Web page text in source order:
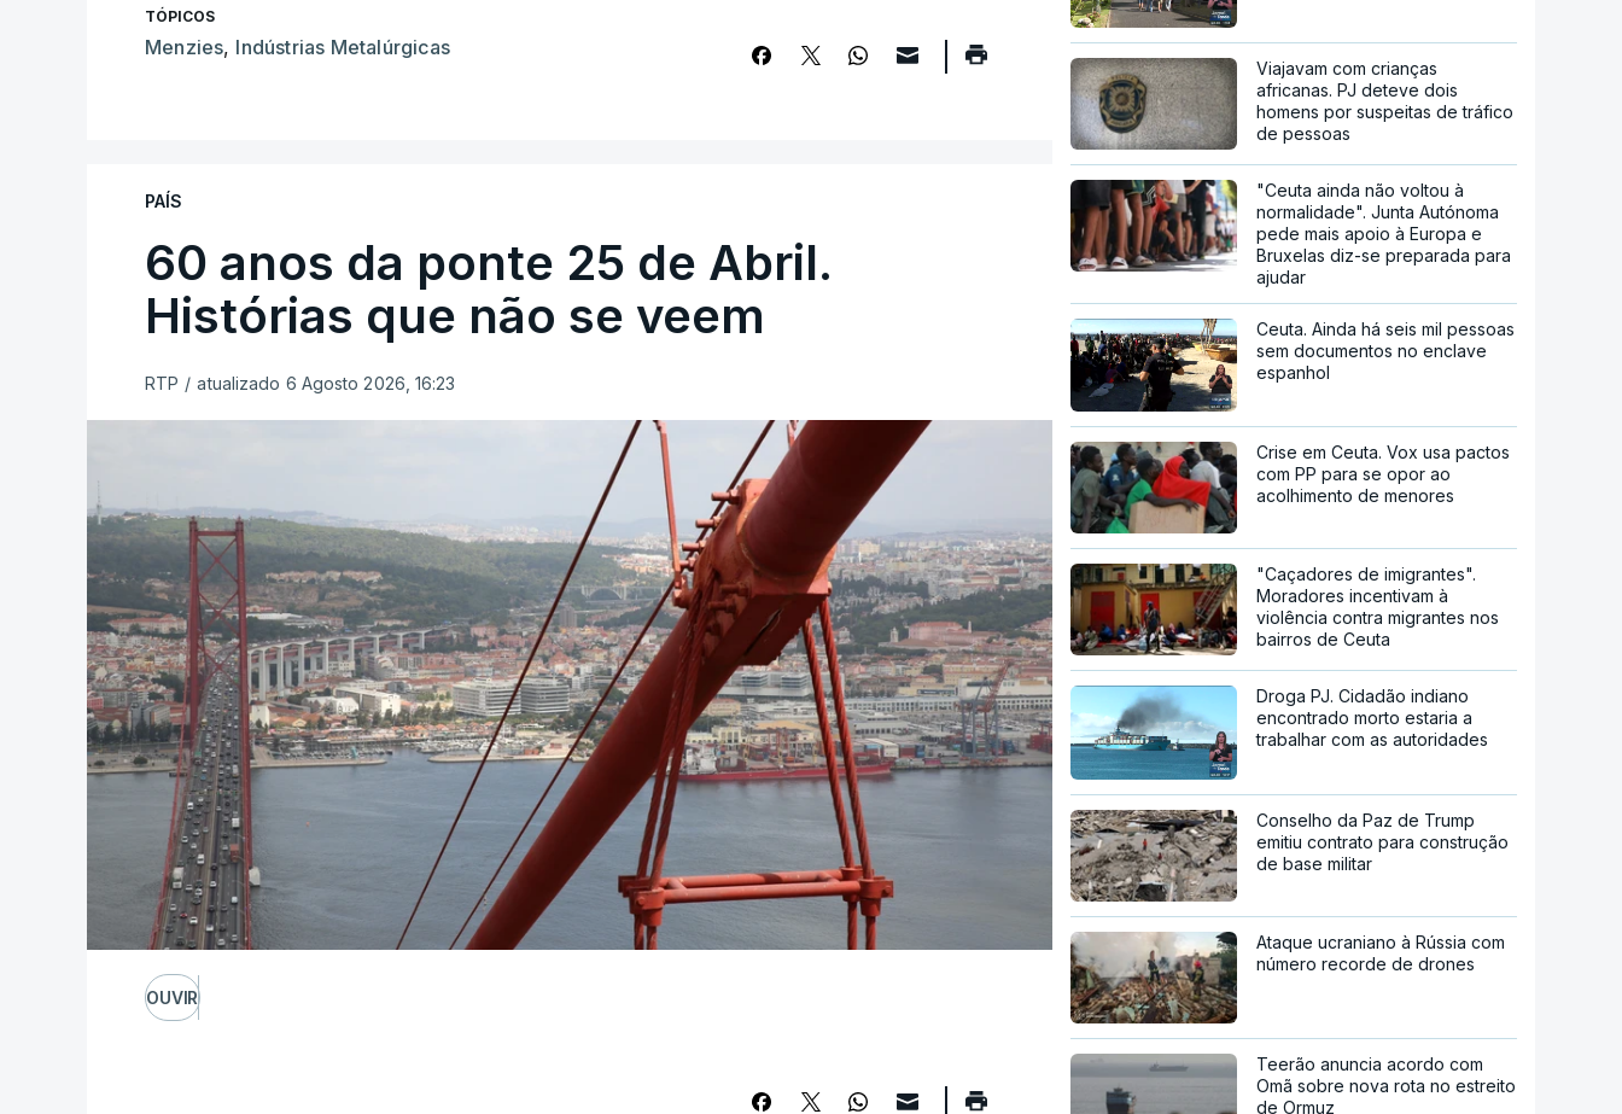
TÓPICOS
Menzies, Indústrias Metalúrgicas
PAÍS
60 anos da ponte 25 de Abril.
Histórias que não se veem
RTP / atualizado 6 Agosto 2026, 16:23
OUVIR
Viajavam com crianças
africanas. PJ deteve dois
homens por suspeitas de tráfico
de pessoas
"Ceuta ainda não voltou à
normalidade". Junta Autónoma
pede mais apoio à Europa e
Bruxelas diz-se preparada para
ajudar
Ceuta. Ainda há seis mil pessoas
sem documentos no enclave
espanhol
Crise em Ceuta. Vox usa pactos
com PP para se opor ao
acolhimento de menores
"Caçadores de imigrantes".
Moradores incentivam à
violência contra migrantes nos
bairros de Ceuta
Droga PJ. Cidadão indiano
encontrado morto estaria a
trabalhar com as autoridades
Conselho da Paz de Trump
emitiu contrato para construção
de base militar
Ataque ucraniano à Rússia com
número recorde de drones
Teerão anuncia acordo com
Omã sobre nova rota no estreito
de Ormuz